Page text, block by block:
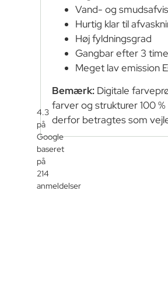
4.3
på
Google
baseret
på
214
anmeldelser
Vand- og
Hurtig klar til
Høj fyldningsgrad
Gangbar efter 3
Meget lav emission
Bemærk: Digitale
farver og strukturer 100
derfor betragtes som